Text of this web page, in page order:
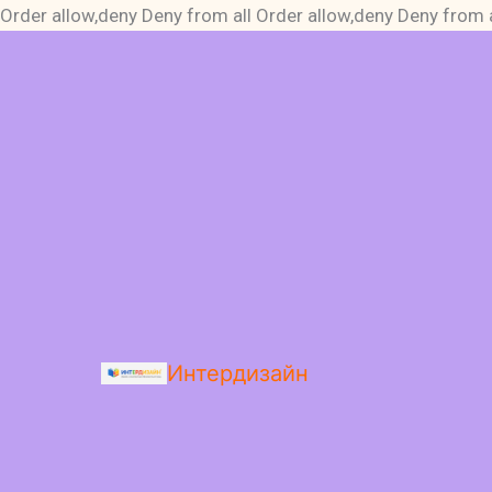
Order allow,deny Deny from all Order allow,deny Deny from
Интердизайн